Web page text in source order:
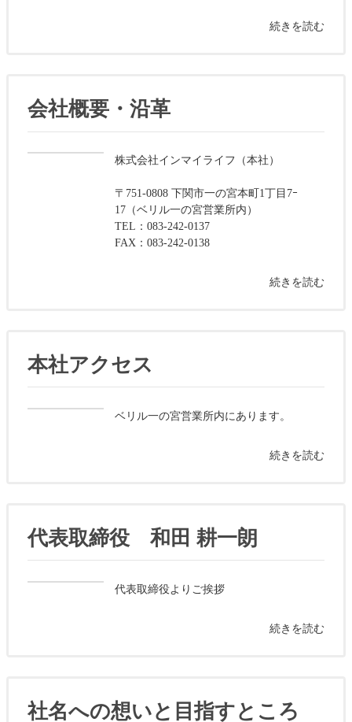
続きを読む
会社概要・沿革
株式会社インマイライフ（本社）
〒751-0808 下関市一の宮本町1丁目7ｰ
17（ベリル一の宮営業所内）
TEL：083-242-0137
FAX：083-242-0138
続きを読む
本社アクセス
ベリル一の宮営業所内にあります。
続きを読む
代表取締役 和田 耕一朗
代表取締役よりご挨拶
続きを読む
社名への想いと目指すところ